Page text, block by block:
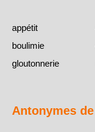
appétit
boulimie
gloutonnerie
Antonymes de